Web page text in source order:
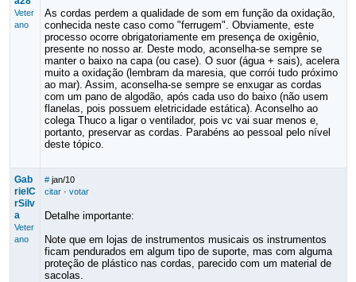
Veter
ano
As cordas perdem a qualidade de som em função da oxidação,
conhecida neste caso como "ferrugem". Obviamente, este
processo ocorre obrigatoriamente em presença de oxigênio,
presente no nosso ar. Deste modo, aconselha-se sempre se
manter o baixo na capa (ou case). O suor (água + sais), acelera
muito a oxidação (lembram da maresia, que corrói tudo próximo
ao mar). Assim, aconselha-se sempre se enxugar as cordas
com um pano de algodão, após cada uso do baixo (não usem
flanelas, pois possuem eletricidade estática). Aconselho ao
colega Thuco a ligar o ventilador, pois vc vai suar menos e,
portanto, preservar as cordas. Parabéns ao pessoal pelo nível
deste tópico.
Gab
rielC
rSilv
a
Veter
ano
# jan/10
citar· votar
Detalhe importante:
Note que em lojas de instrumentos musicais os instrumentos
ficam pendurados em algum tipo de suporte, mas com alguma
proteção de plástico nas cordas, parecido com um material de
sacolas.